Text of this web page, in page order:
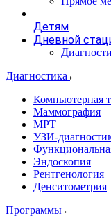
Детям
Дневной
Диагностика
Компьютерная
Маммография
МРТ
УЗИ-
Эндоскопия
Рентгенология
Денситометрия
Программы